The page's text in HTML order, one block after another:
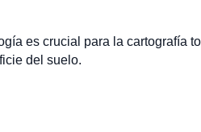
es crucial para la cartografía
del suelo.